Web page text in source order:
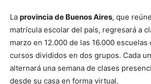
La provincia de Buenos Aires, que
matrícula escolar del país, regresará a
marzo en 12.000 de las 16.000
cursos divididos en dos grupos. Cada
alternará una semana de clases
desde su casa en forma virtual.